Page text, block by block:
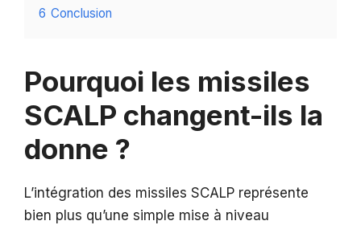
6 Conclusion
Pourquoi les missiles
SCALP changent-ils la
donne ?
L’intégration des missiles SCALP représente
bien plus qu’une simple mise à niveau